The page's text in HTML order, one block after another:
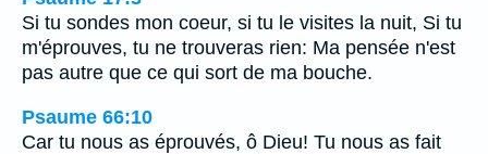
Si tu sondes mon coeur, si tu le visites la nuit, Si tu
m'éprouves, tu ne trouveras rien: Ma pensée n'est
pas autre que ce qui sort de ma bouche.
Psaume 66:10
Car tu nous as éprouvés, ô Dieu! Tu nous as fait